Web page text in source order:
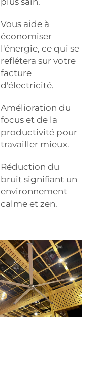
Vous aide à
économiser
l'énergie, ce qui se
reflétera sur votre
facture
d'électricité.
Amélioration du
focus et de la
productivité pour
travailler mieux.
Réduction du
bruit signifiant un
environnement
calme et zen.